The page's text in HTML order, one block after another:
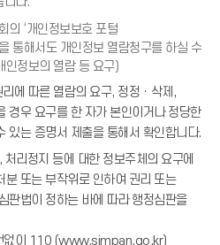
의 ‘개인정보보호 포털
통해서도 개인정보 열람청구를 하실 수
인정보의 열람 등 요구)
에 따른 열람의 요구, 정정ㆍ삭제,
경우 요구를 한 자가 본인이거나 정당한
있는 증명서 제출을 통해서 확인합니다.
리정지 등에 대한 정보주체의 요구에
분 또는 부작위로 인하여 권리 또는
판법이 정하는 바에 따라 행정심판을
없이 110 (www.simpan.go.kr)